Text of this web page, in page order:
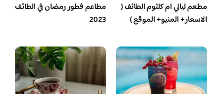
مطعم ليالي ام كلثوم الطائف (
الاسعار+ المنيو+ الموقع )
مطاعم فطور رمضان في الطائف
2023